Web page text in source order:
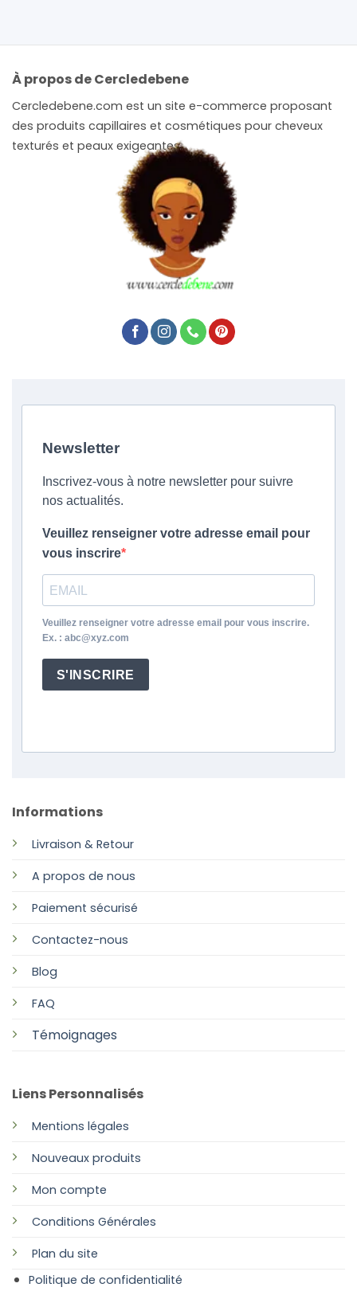
À propos de Cercledebene
Cercledebene.com est un site e-commerce proposant
des produits capillaires et cosmétiques pour cheveux
texturés et peaux exigeantes.
Informations
Livraison & Retour
A propos de nous
Paiement sécurisé
Contactez-nous
Blog
FAQ
Témoignages
Liens Personnalisés
Mentions légales
Nouveaux produits
Mon compte
Conditions Générales
Plan du site
Politique de confidentialité
Newsletter
Inscrivez-vous à notre newsletter pour suivre
nos actualités.
Veuillez renseigner votre adresse email pour
vous inscrire
Veuillez renseigner votre adresse email pour vous inscrire.
Ex. : abc@xyz.com
S'INSCRIRE